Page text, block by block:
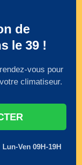
de
le 39 !
vous pour
climatiseur.
Lun-Ven 09H-19H